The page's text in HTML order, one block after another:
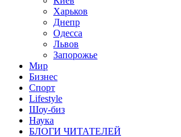
Харьков
Днепр
Одесса
Львов
Запорожье
Мир
Бизнес
Спорт
Lifestyle
Шоу-биз
Наука
БЛОГИ ЧИТАТЕЛЕЙ